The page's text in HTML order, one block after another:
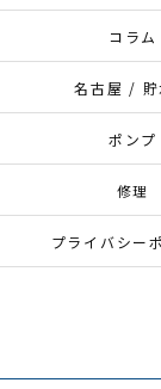
コラム
名古屋 / 貯
ポンプ
修理
プライバシー